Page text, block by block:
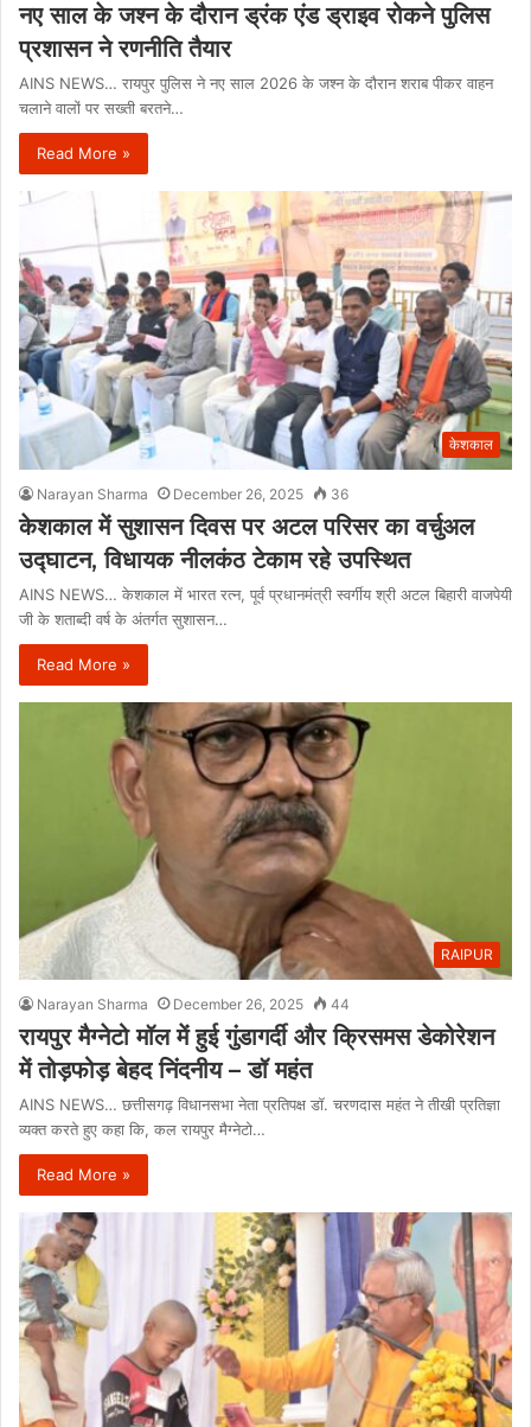
नए साल के जश्न के दौरान ड्रंक एंड ड्राइव रोकने पुलिस
प्रशासन ने रणनीति तैयार
AINS NEWS… रायपुर पुलिस ने नए साल 2026 के जश्न के दौरान शराब पीकर वाहन
चलाने वालों पर सख्ती बरतने…
Read More »
केशकाल
Narayan Sharma December 26, 2025 36
केशकाल में सुशासन दिवस पर अटल परिसर का वर्चुअल
उद्घाटन, विधायक नीलकंठ टेकाम रहे उपस्थित
AINS NEWS… केशकाल में भारत रत्न, पूर्व प्रधानमंत्री स्वर्गीय श्री अटल बिहारी वाजपेयी
जी के शताब्दी वर्ष के अंतर्गत सुशासन…
Read More »
RAIPUR
Narayan Sharma December 26, 2025 44
रायपुर मैग्नेटो मॉल में हुई गुंडागर्दी और क्रिसमस डेकोरेशन
में तोड़फोड़ बेहद निंदनीय – डॉ महंत
AINS NEWS… छत्तीसगढ़ विधानसभा नेता प्रतिपक्ष डॉ. चरणदास महंत ने तीखी प्रतिज्ञा
व्यक्त करते हुए कहा कि, कल रायपुर मैग्नेटो…
Read More »